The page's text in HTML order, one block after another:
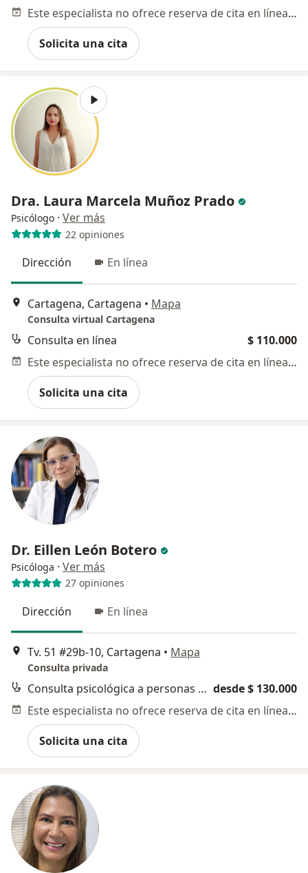
Este especialista no ofrece reserva de cita en línea en esta dirección.
Solicita una cita
Dra. Laura Marcela Muñoz Prado
Psicólogo · Ver más
22 opiniones
Dirección En línea
Cartagena, Cartagena • Mapa
Consulta virtual Cartagena
Consulta en línea
$ 110.000
Este especialista no ofrece reserva de cita en línea en esta dirección.
Solicita una cita
Dr. Eillen León Botero
Psicóloga · Ver más
27 opiniones
Dirección En línea
Tv. 51 #29b-10, Cartagena • Mapa
Consulta privada
Consulta psicológica a personas en proceso de reintegración social pos egreso del sistema penitenciario desde $ 130.000
Este especialista no ofrece reserva de cita en línea en esta dirección.
Solicita una cita